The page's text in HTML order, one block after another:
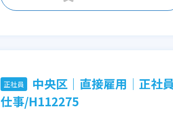
正社員
中央区｜直接雇用│正社
仕事/H112275